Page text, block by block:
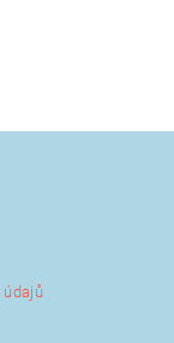
údajů